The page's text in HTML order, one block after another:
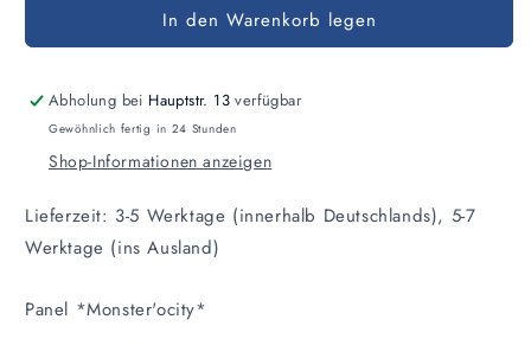
Panel
für
Panel
In den Warenkorb legen
Abholung bei Hauptstr. 13 verfügbar
Gewöhnlich fertig in 24 Stunden
Shop-Informationen anzeigen
Lieferzeit: 3-5 Werktage (innerhalb Deutschlands), 5-7
Werktage (ins Ausland)
Panel *Monster'ocity*